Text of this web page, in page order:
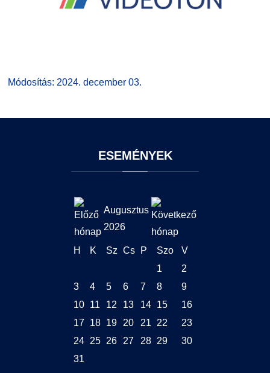
Módosítás: 2024. december 03.
ESEMÉNYEK
Augusztus
2026
H K Sz Cs P Szo
V
1
2
3
4 5 6 7 8
9
10
11 12 13 14 15
16
17
18 19 20 21 22
23
24
25 26 27 28 29
30
31